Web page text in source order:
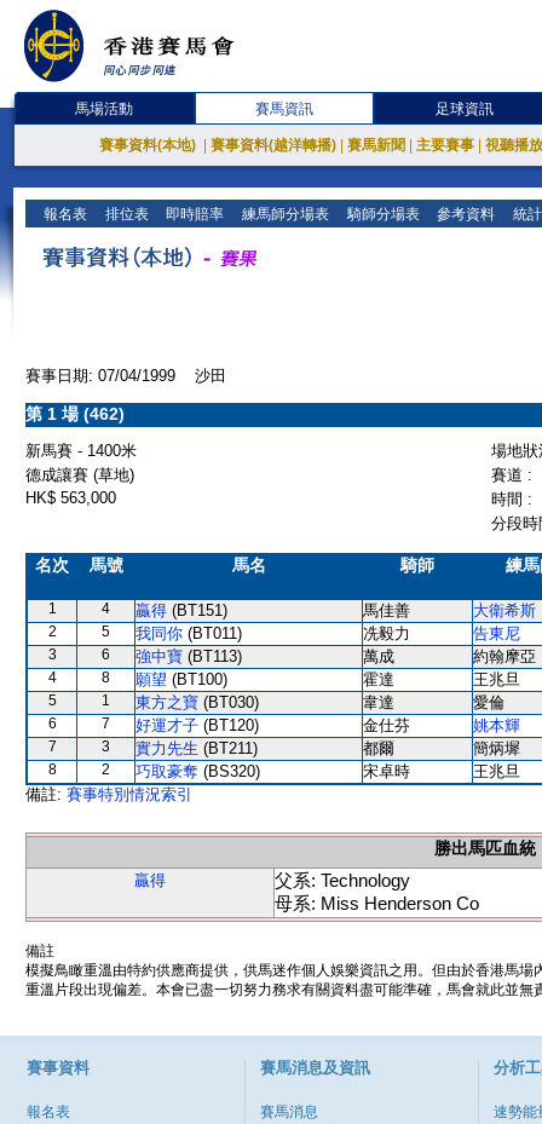
馬場活動 賽馬資訊 足球資訊
賽事資料(本地) 賽事資料(越洋轉播) 賽馬新聞 主要賽事 視聽播
報名表 排位表 即時賠率 練馬師分場表 騎師分場表 參考資料 統
賽事日期: 07/04/1999 沙田
第 1 場 (462)
新馬賽 - 1400米
場地
德成讓賽 (草地)
賽道 :
HK$ 563,000
時間 :
分段
名次 馬號 馬名 騎師 練
1 4 贏得 (BT151) 馬佳善 大衛希斯
2 5 我同你 (BT011) 冼毅力 告東尼
3 6 強中寶 (BT113) 萬成 約翰摩亞
4 8 願望 (BT100) 霍達 王兆旦
5 1 東方之寶 (BT030) 韋達 愛倫
6 7 好運才子 (BT120) 金仕芬 姚本輝
7 3 實力先生 (BT211) 都爾 簡炳墀
8 2 巧取豪奪 (BS320) 宋卓時
王兆旦
備註: 賽事特別情況索引
勝出馬匹血統
贏得
父系: Technology
母系: Miss Henderson Co
備註
模擬鳥瞰重溫由特約供應商提供，供馬迷作個人娛樂資訊之用。但由於香港馬
重溫片段出現偏差。本會已盡一切努力務求有關資料盡可能準確，馬會就此並
賽事資料
報名表
賽馬消息及資訊
賽馬消息
分析
速勢能